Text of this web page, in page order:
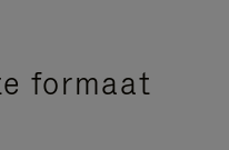
formaat